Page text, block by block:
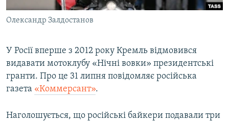
УКРАЇНСЬКА ПРОБЛЕМА КРИМУ
ІНФОГРАФІКА
ДОЛУЧАЙСЯ!
Усі сайти RFE/RL
Олександр Залдостанов
У Росії вперше з 2012 року Кремль відмовився
видавати мотоклубу «Нічні вовки» президентські
гранти. Про це 31 липня повідомляє російська
газета «Коммерсант».
Наголошується, що російські байкери подавали три